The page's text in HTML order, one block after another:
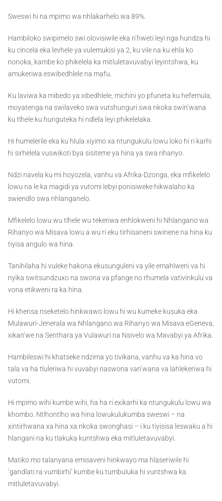
Sweswi hi na mpimo wa nhlakarhelo wa 89%.
Hambiloko swipimelo swi olovisiwile eka n’hweti leyi nga hundza hi
ku cincela eka levhele ya vulemukisi ya 2, ku vile na ku ehla ko
nonoka, kambe ko phikelela ka mitluletavuvabyi leyintshwa, ku
amukeriwa eswibedhlele na mafu.
Ku laviwa ka mibedo ya xibedhlele, michini yo pfuneta ku hefemula,
moyatenga na swilaveko swa vutshunguri swa nkoka swin’wana
ku tlhele ku hunguteka hi ndlela leyi phikelelaka.
Hi humelerile eka ku hlula xiyimo xa ntungukulu lowu loko hi ri karhi
hi sirhelela vuswikoti bya sisiteme ya hina ya swa rihanyo.
Ndzi navela ku mi hoyozela, vanhu va Afrika-Dzonga, eka mfikelelo
lowu na le ka magidi ya vutomi lebyi ponisiweke hikwalaho ka
swiendlo swa nhlanganelo.
Mfikelelo lowu wu tlhele wu tekeriwa enhlokweni hi Nhlangano wa
Rihanyo wa Misava lowu a wu ri eku tirhisaneni swinene na hina ku
tiyisa angulo wa hina.
Tanihilaha hi vuleke hakona ekusunguleni va yile emahlweni va hi
nyika switsundzuxo na swona va pfange no rhumela vativinkulu va
vona etikweni ra ka hina.
Hi khensa nseketelo hinkwawo lowu hi wu kumeke kusuka eka
Mulawuri-Jenerala wa Nhlangano wa Rihanyo wa Misava eGeneva,
xikan’we na Senthara ya Vulawuri na Nsivelo wa Mavabyi ya Afrika.
Hambileswi hi khatseke ndzima yo tivikana, vanhu va ka hina vo
tala va ha tluleriwa hi vuvabyi naswona van’wana va lahlekeriwa hi
vutomi.
Hi mpimo wihi kumbe wihi, ha ha ri exikarhi ka ntungukulu lowu wa
khombo. Ntlhontlho wa hina lowukulukumba sweswi – na
xintirhwana xa hina xa nkoka swonghasi – i ku tiyisisa leswaku a hi
hlangani na ku tlakuka kuntshwa eka mitluletavuvabyi.
Matiko mo talanyana emisaveni hinkwayo ma hlaseriwile hi
‘gandlati ra vumbirhi’ kumbe ku tumbuluka hi vuntshwa ka
mitluletavuvabyi.